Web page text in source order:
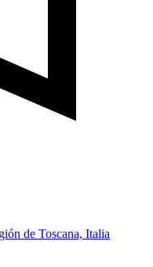
de Toscana, Italia